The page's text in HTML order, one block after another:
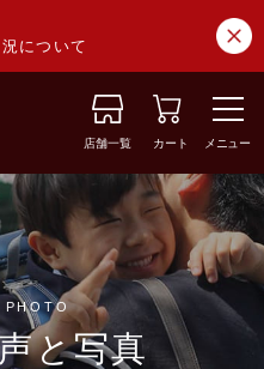
について
店舗一覧 カート メニュー
PHOTO
と写真